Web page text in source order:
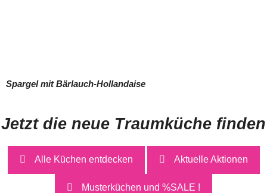
Spargel mit Bärlauch-Hollandaise
Jetzt die neue Traumküche finden
Alle Küchen entdecken Aktuelle Aktionen
Musterküchen und %SALE !